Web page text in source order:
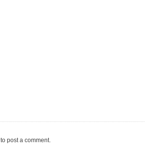
to post a comment.